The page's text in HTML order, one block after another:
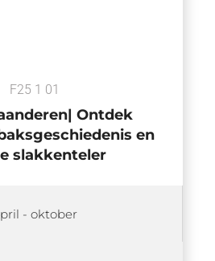
F25 1 01
Ontdek
en
slakkenteler
- oktober